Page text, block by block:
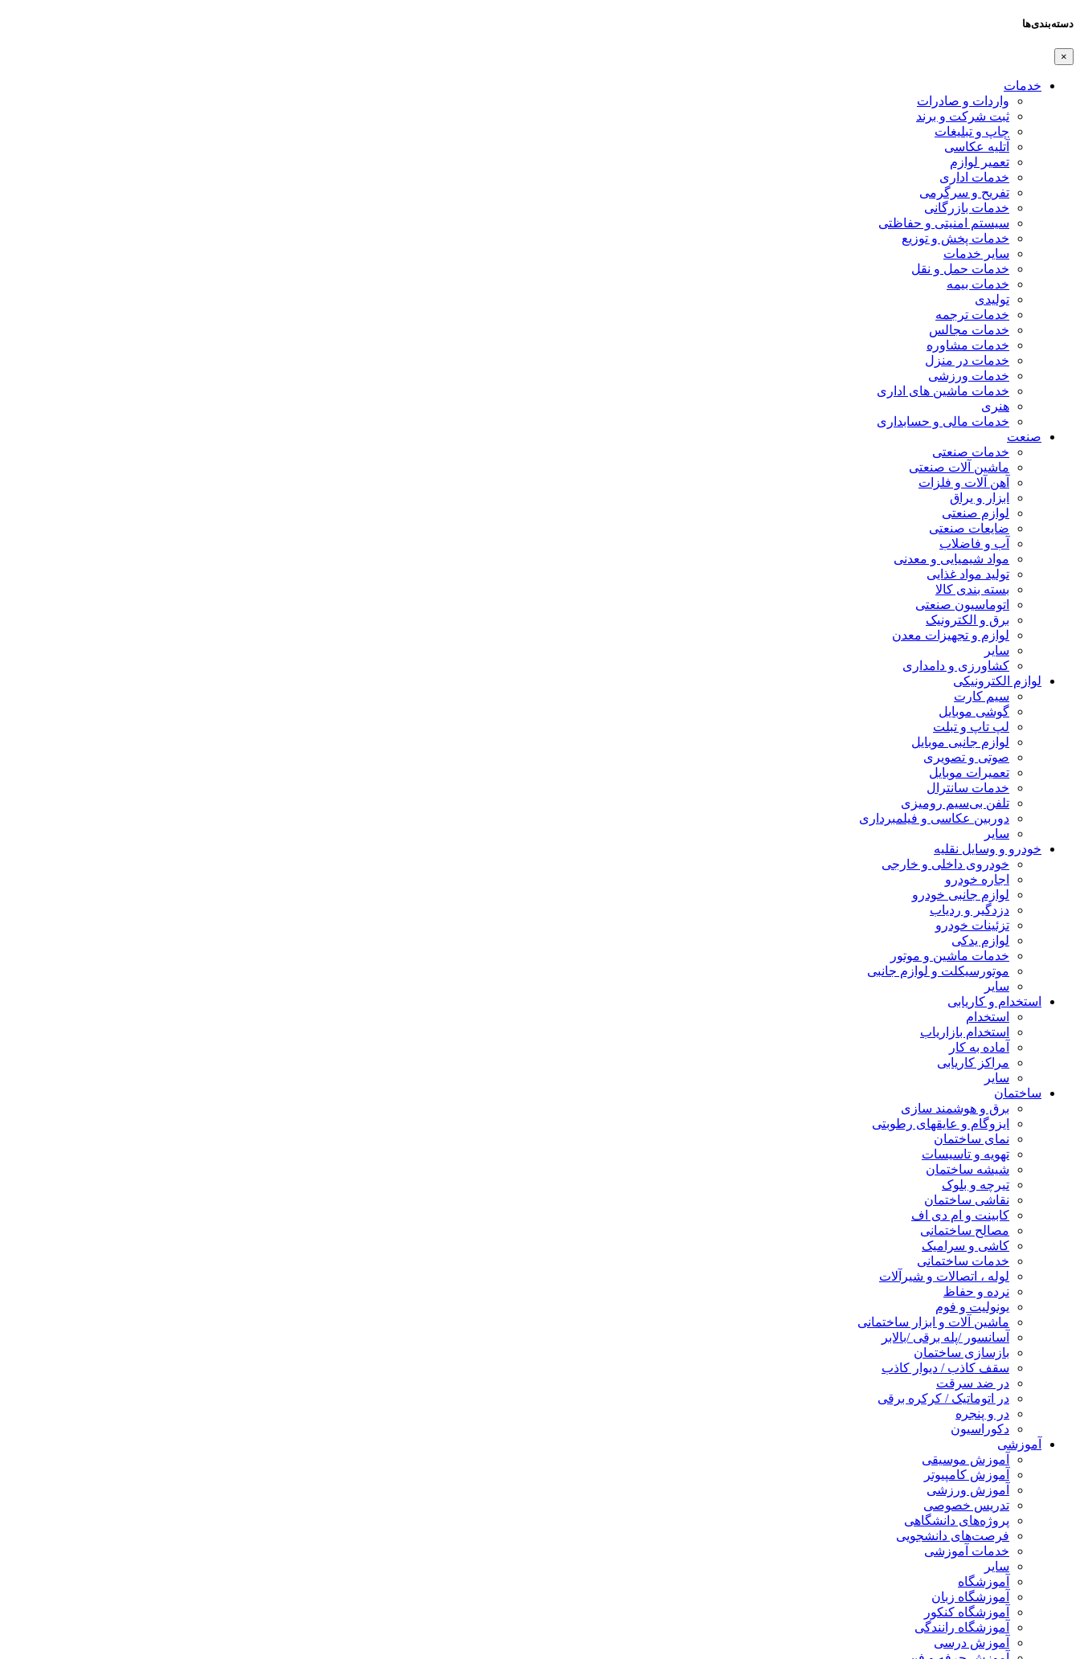
دسته‌بندی‌ها
×
خدمات
واردات و صادرات
ثبت شرکت و برند
چاپ و تبلیغات
آتلیه عکاسی
تعمیر لوازم
خدمات اداری
تفریح و سرگرمی
خدمات بازرگانی
سیستم امنیتی و حفاظتی
خدمات پخش و توزیع
سایر خدمات
خدمات حمل و نقل
خدمات بیمه
تولیدی
خدمات ترجمه
خدمات مجالس
خدمات مشاوره
خدمات در منزل
خدمات ورزشی
خدمات ماشین های اداری
هنری
خدمات مالی و حسابداری
صنعت
خدمات صنعتی
ماشین آلات صنعتی
آهن آلات و فلزات
ابزار و یراق
لوازم صنعتی
ضایعات صنعتی
آب و فاضلاب
مواد شیمیایی و معدنی
تولید مواد غذایی
بسته بندی کالا
اتوماسیون صنعتی
برق و الکترونیک
لوازم و تجهیزات معدن
سایر
کشاورزی و دامداری
لوازم الکترونیکی
سیم کارت
گوشی موبایل
لپ تاپ و تبلت
لوازم جانبی موبایل
صوتی و تصویری
تعمیرات موبایل
خدمات سانترال
تلفن بی‌سیم رومیزی
دوربین عکاسی و فیلمبرداری
سایر
خودرو و وسایل نقلیه
خودروی داخلی و خارجی
اجاره خودرو
لوازم جانبی خودرو
دزدگیر و ردیاب
تزئینات خودرو
لوازم یدکی
خدمات ماشین و موتور
موتورسیکلت و لوازم جانبی
سایر
استخدام و کاریابی
استخدام
استخدام بازاریاب
آماده به کار
مراکز کاریابی
سایر
ساختمان
برق و هوشمند سازی
ایزوگام و عایقهای رطوبتی
نمای ساختمان
تهویه و تاسیسات
شیشه ساختمان
تیرچه و بلوک
نقاشی ساختمان
کابینت و ام دی اف
مصالح ساختمانی
کاشی و سرامیک
خدمات ساختمانی
لوله ، اتصالات و شیرآلات
نرده و حفاظ
یونولیت و فوم
ماشین آلات و ابزار ساختمانی
آسانسور /پله برقی /بالابر
بازسازی ساختمان
سقف کاذب / دیوار کاذب
در ضد سرقت
در اتوماتیک / کرکره برقی
در و پنجره
دکوراسیون
آموزشی
آموزش موسیقی
آموزش کامپیوتر
آموزش ورزشی
تدریس خصوصی
پروژه‌های دانشگاهی
فرصت‌های دانشجویی
خدمات آموزشی
سایر
آموزشگاه
آموزشگاه زبان
آموزشگاه کنکور
آموزشگاه رانندگی
آموزش درسی